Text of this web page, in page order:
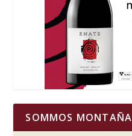
SOMMOS MONTAÑA